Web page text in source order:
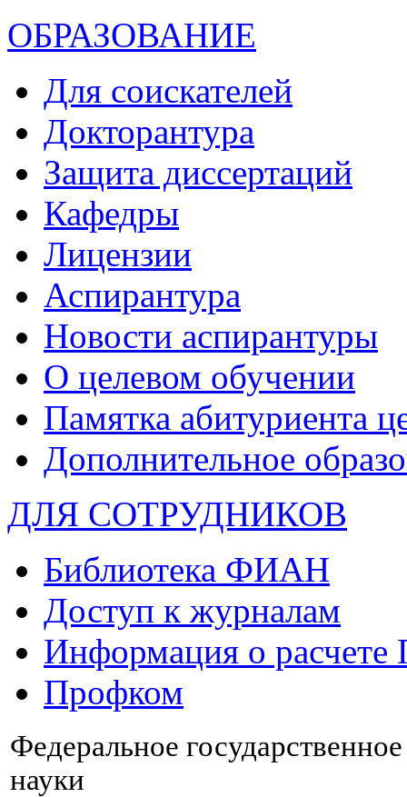
ОБРАЗОВАНИЕ
Для соискателей
Докторантура
Защита диссертаций
Кафедры
Лицензии
Аспирантура
Новости аспирантуры
О целевом обучении
Памятка абитуриента
Дополнительное
ДЛЯ СОТРУДНИКОВ
Библиотека ФИАН
Доступ к журналам
Информация о
Профком
Федеральное
науки